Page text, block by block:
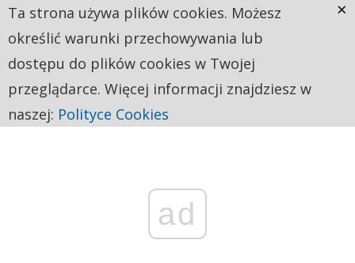
ad
Ta strona używa plików cookies. Możesz
określić warunki przechowywania lub
dostępu do plików cookies w Twojej
przeglądarce. Więcej informacji znajdziesz w
naszej: Polityce Cookies
×